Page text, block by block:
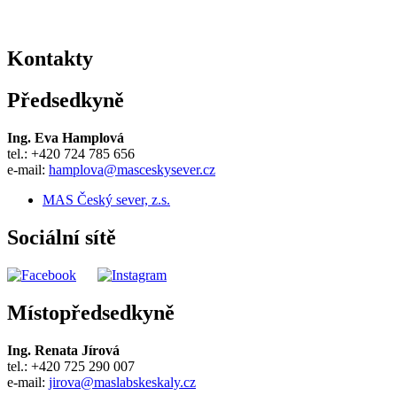
Kontakty
Předsedkyně
Ing. Eva Hamplová
tel.: +420 724 785 656
e-mail: hamplova@masceskysever.cz
MAS Český sever, z.s.
Sociální sítě
Místopředsedkyně
Ing. Renata Jírová
tel.: +420 725 290 007
e-mail: jirova@maslabskeskaly.cz